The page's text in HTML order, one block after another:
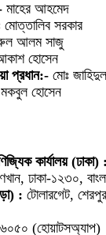
মাহের আহমেদ
মোত্তালিব সরকার
আলম সাজু
হোসেন
প্রধান:- মোঃ
হোসেন
কার্যালয় (ঢাকা) :
ঢাকা-১২৩০,
: টোলারগেট,
(হোয়াটসঅ্যাপ)